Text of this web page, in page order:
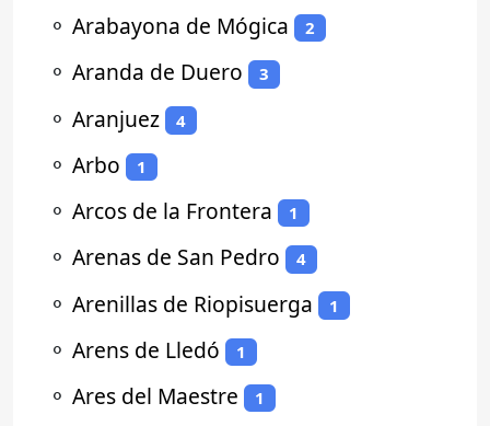
⚬ Arabayona de Mógica 2
⚬ Aranda de Duero 3
⚬ Aranjuez 4
⚬ Arbo 1
⚬ Arcos de la Frontera 1
⚬ Arenas de San Pedro 4
⚬ Arenillas de Riopisuerga 1
⚬ Arens de Lledó 1
⚬ Ares del Maestre 1